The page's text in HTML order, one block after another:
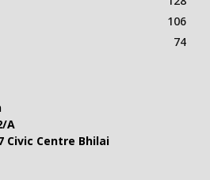
106
74
A
Civic Centre Bhilai